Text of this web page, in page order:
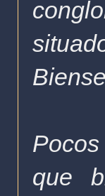
que